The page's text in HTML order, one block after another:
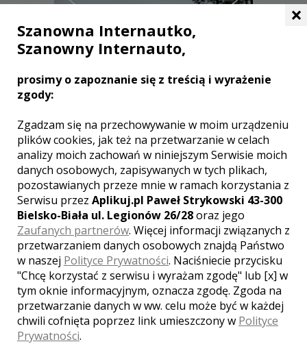
Aleksandra - Rzeszów
2150 zł/ sesja
Ocena:0,00 / 5
(0 opinii)
Poleceń: 24
Z fotografią mam styczność od
najmłodszych lat. Przez ostatnie 6 lat
jestem zawodowym fotografem.
Postanowiłem, że to właśnie praca z
aparatem fotograficzny i ludźmi, będzie
moim sposobem na życie - lepszej
decyzji nie mogłem podjąć.
Zobacz więcej
×
Szanowna Internautko,
Szanowny Internauto,
prosimy o zapoznanie się z treścią i wyrażenie
zgody:
Zgadzam się na przechowywanie w moim urządzeniu
plików cookies, jak też na przetwarzanie w celach
analizy moich zachowań w niniejszym Serwisie moich
danych osobowych, zapisywanych w tych plikach,
pozostawianych przeze mnie w ramach korzystania z
Serwisu przez Aplikuj.pl Paweł Strykowski 43-300
Bielsko-Biała ul. Legionów 26/28oraz jego
Zaufanych partnerów. Więcej informacji związanych z
przetwarzaniem danych osobowych znajdą Państwo
w naszej Polityce Prywatności. Naciśniecie przycisku
"Chcę korzystać z serwisu i wyrażam zgodę" lub [x] w
tym oknie informacyjnym, oznacza zgodę. Zgoda na
przetwarzanie danych w ww. celu może być w każdej
chwili cofnięta poprzez link umieszczony w Polityce
Prywatności.